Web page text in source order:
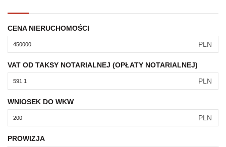
CENA NIERUCHOMOŚCI
PLN
VAT OD TAKSY NOTARIALNEJ (OPŁATY NOTARIALNEJ)
PLN
WNIOSEK DO WKW
PLN
PROWIZJA